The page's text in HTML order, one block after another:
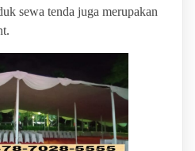
sewa tenda juga merupakan